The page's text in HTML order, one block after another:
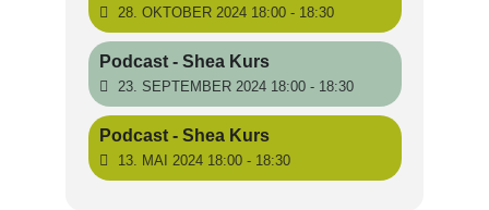
28. OKTOBER 2024 18:00 - 18:30
Podcast - Shea Kurs
23. SEPTEMBER 2024 18:00 - 18:30
Podcast - Shea Kurs
13. MAI 2024 18:00 - 18:30